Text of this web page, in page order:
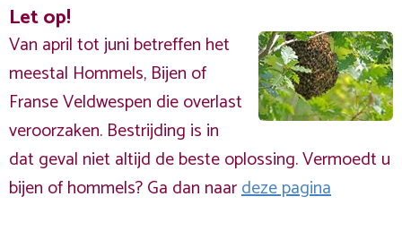
Let op!
Van april tot juni betreffen het
meestal Hommels, Bijen of
Franse Veldwespen die overlast
veroorzaken. Bestrijding is in
dat geval niet altijd de beste oplossing. Vermoedt u
bijen of hommels? Ga dan naardeze pagina